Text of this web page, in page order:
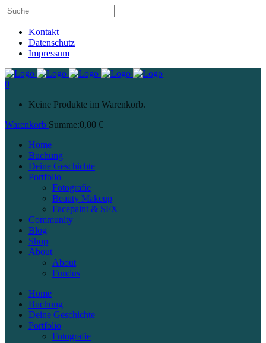
Kontakt
Datenschutz
Impressum
0
Keine Produkte im Warenkorb.
Warenkorb Summe:0,00 €
Home
Buchung
Deine Geschichte
Portfolio
Fotografie
Beauty Makeup
Facepaint & SFX
Community
Blog
Shop
About
About
Fundus
Home
Buchung
Deine Geschichte
Portfolio
Fotografie